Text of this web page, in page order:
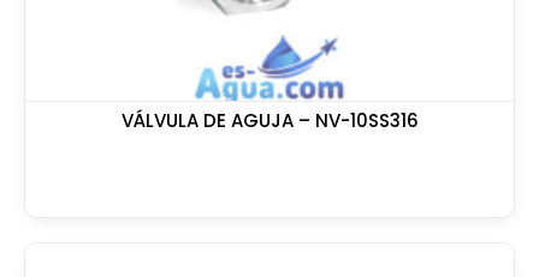
VÁLVULA DE AGUJA – NV-10SS316